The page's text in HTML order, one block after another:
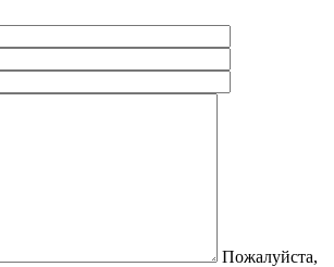
Пожалуйста,